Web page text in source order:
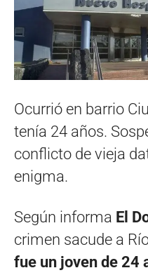
Ocurrió en barrio
tenía 24 años.
conflicto de vieja
enigma.
Según informa El
crimen sacude a
fue un joven de 24